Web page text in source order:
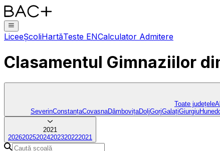
LiceeȘcoliHartăTeste ENCalculator Admitere
Clasamentul Gimnaziilor
Toate județele
SeverinConstanțaCovasnaDâmbovițaDoljGorjGalațiGiurgiu
2021
202620252024202320222021